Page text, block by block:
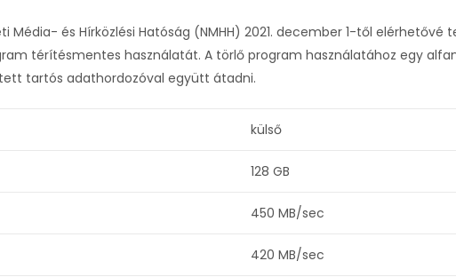
Média- és Hírközlési Hatóság (NMHH) 2021. december 1-től elérhetővé
térítésmentes használatát. A törlő program használatához egy
tartós adathordozóval együtt átadni.
külső
128 GB
450 MB/sec
420 MB/sec